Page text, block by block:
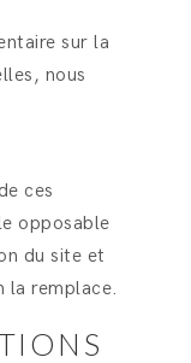
sur la
nous
ces
opposable
du site et
la remplace.